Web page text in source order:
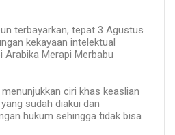
terbayarkan, tepat 3 Agustus
kekayaan intelektual
Arabika Merapi Merbabu
ciri khas keaslian
sudah diakui dan
hukum sehingga tidak bisa